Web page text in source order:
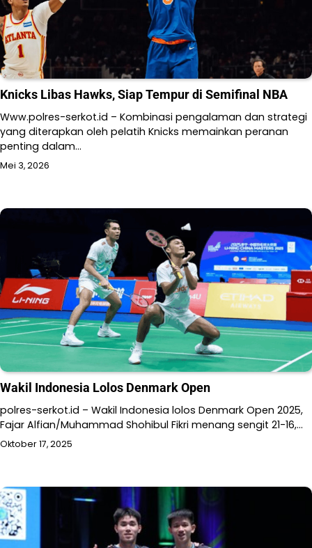
Knicks Libas Hawks, Siap Tempur di Semifinal NBA
Www.polres-serkot.id – Kombinasi pengalaman dan strategi
yang diterapkan oleh pelatih Knicks memainkan peranan
penting dalam…
Mei 3, 2026
Wakil Indonesia Lolos Denmark Open
polres-serkot.id – Wakil Indonesia lolos Denmark Open 2025,
Fajar Alfian/Muhammad Shohibul Fikri menang sengit 21-16,…
Oktober 17, 2025